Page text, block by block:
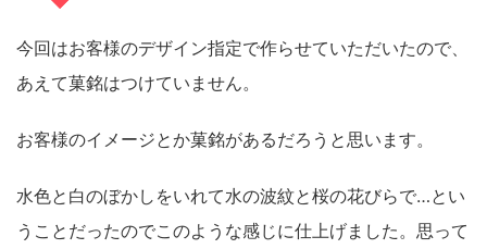
今回はお客様のデザイン指定で作らせていただいたので、
あえて菓銘はつけていません。
お客様のイメージとか菓銘があるだろうと思います。
水色と白のぼかしをいれて水の波紋と桜の花びらで…とい
うことだったのでこのような感じに仕上げました。思って